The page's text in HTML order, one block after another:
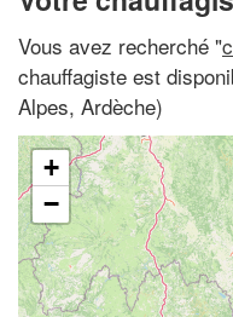
Vous avez recherché "
chauffagiste est
Alpes, Ardèche)
+
−